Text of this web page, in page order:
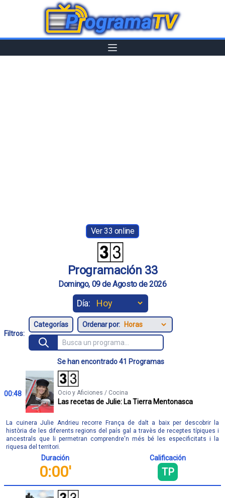
Ver 33 online
Programación 33
Domingo, 09 de Agosto de 2026
Día:
Filtros:
Ordenar por:
Se han encontrado 41 Programas
00:48 Ocio y Aficiones / Cocina
Las recetas de Julie: La Tierra Mentonasca
La cuinera Julie Andrieu recorre França de dalt a baix per descobrir la
història de les diferents regions del país gal a travès de receptes típiques i
ancestrals que li permetran comprendre'n més bé les especificitats i la
riquesa del territori.
Duración
0:00'
Calificación
TP